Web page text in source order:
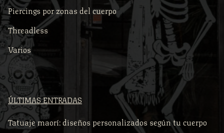
Piercings por zonas del cuerpo
Threadless
Varios
ÚLTIMAS ENTRADAS
Tatuaje maorí: diseños personalizados según tu cuerpo